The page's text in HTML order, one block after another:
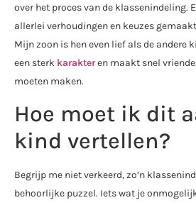
over het proces van de klassenindeling.
allerlei verhoudingen en keuzes
Mijn zoon is hen even lief als de andere
een sterk karakteren maakt snel
moeten maken.
Hoe moet ik dit
kind vertellen?
Begrijp me niet verkeerd, zo’n
behoorlijke puzzel. Iets wat je